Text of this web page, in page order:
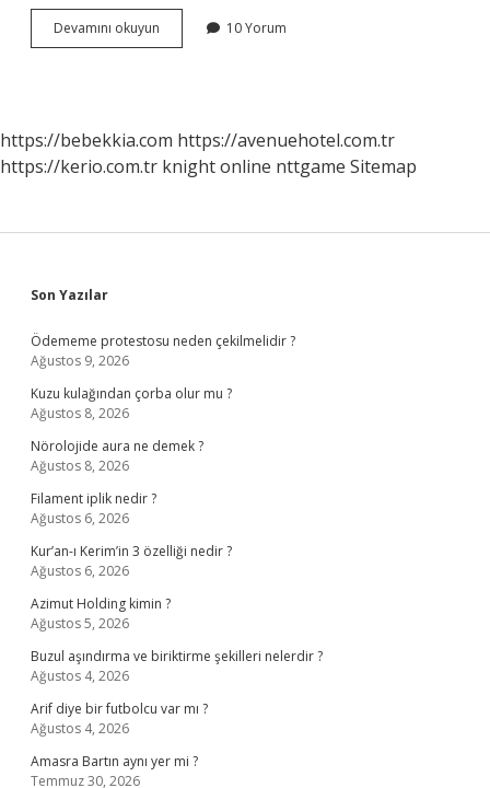
Devamını okuyun Menopoza
Girerken
Olunur
10 Yorum
https://bebekkia.com https://avenuehotel.com.tr
https://kerio.com.tr knight online nttgame Sitemap
Sidebar
Son Yazılar
Ödememe protestosu neden çekilmelidir ?
Ağustos 9, 2026
Kuzu kulağından çorba olur mu ?
Ağustos 8, 2026
Nörolojide aura ne demek ?
Ağustos 8, 2026
Filament iplik nedir ?
Ağustos 6, 2026
Kur’an-ı Kerim’in 3 özelliği nedir ?
Ağustos 6, 2026
Azimut Holding kimin ?
Ağustos 5, 2026
Buzul aşındırma ve biriktirme şekilleri nelerdir ?
Ağustos 4, 2026
Arif diye bir futbolcu var mı ?
Ağustos 4, 2026
Amasra Bartın aynı yer mi ?
Temmuz 30, 2026